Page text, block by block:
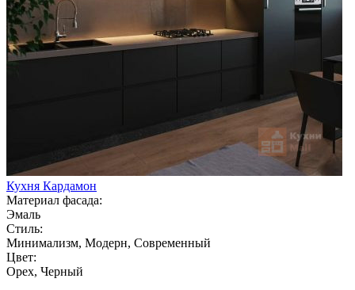
Кухня Кардамон
Материал фасада:
Эмаль
Стиль:
Минимализм, Модерн, Современный
Цвет:
Орех, Черный